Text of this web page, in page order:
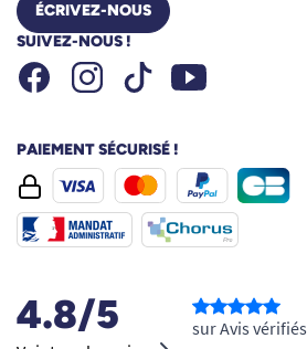
ÉCRIVEZ-NOUS
SUIVEZ-NOUS !
FacebookInstagramTiktok Youtube
PAIEMENT SÉCURISÉ !
4.8/5 sur Avis vérifiés